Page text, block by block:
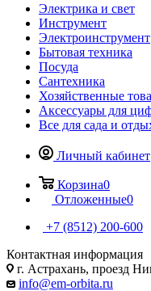
Электрика и свет
Инструмент
Электроинструмент
Бытовая техника
Посуда
Сантехника
Хозяйственные
Аксессуары для
Все для сада и
Личный кабинет
Корзина0
Отложенные0
+7 (8512) 200-600
Контактная информация
г. Астрахань, проезд
info@em-orbita.ru